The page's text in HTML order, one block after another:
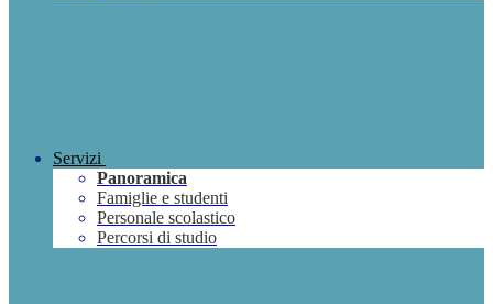
Servizi
Panoramica
Famiglie e studenti
Personale scolastico
Percorsi di studio